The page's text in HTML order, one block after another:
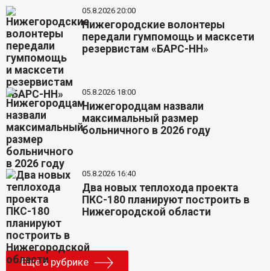
05.8.2026 20:00
Нижегородские волонтеры
передали гумпомощь и масксети
резервистам «БАРС-НН»
05.8.2026 18:00
Нижегородцам назвали
максимальный размер
больничного в 2026 году
05.8.2026 16:40
Два новых теплохода проекта
ПКС-180 планируют построить в
Нижегородской области
Еще в рубрике